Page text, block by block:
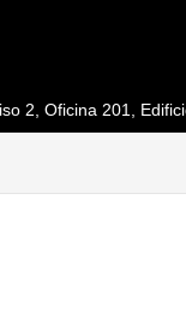
201, Edificio